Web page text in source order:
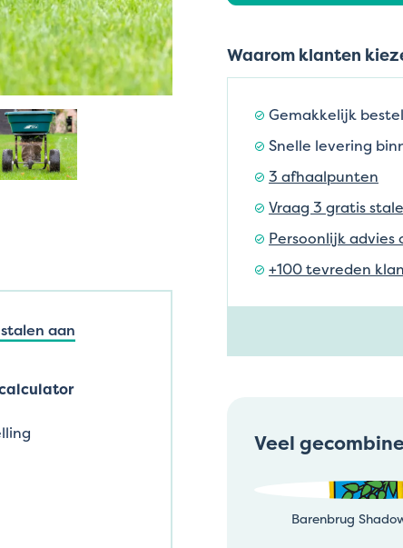
aan
Waarom klanten
Gemakkelijk
Snelle levering
3 afhaalpunten
Vraag 3 gratis
Persoonlijk
+100 tevreden
Veel
Barenbrug